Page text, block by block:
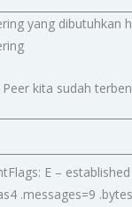
yang
kita sudah
E –
.messages=9